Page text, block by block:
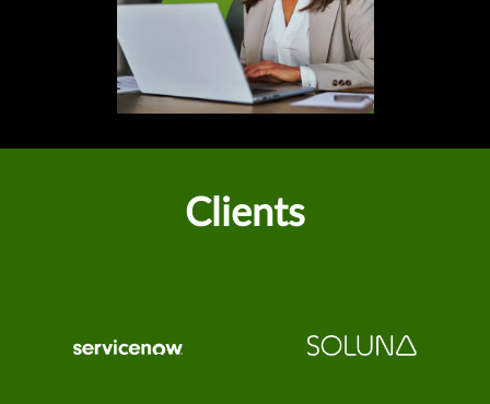
Clients